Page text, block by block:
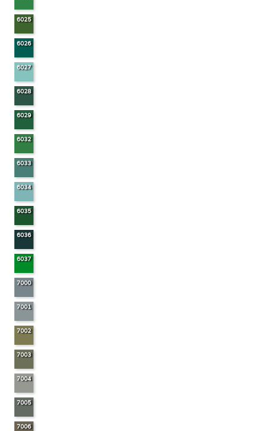
6025
6026
6027
6028
6029
6032
6033
6034
6035
6036
6037
7000
7001
7002
7003
7004
7005
7006